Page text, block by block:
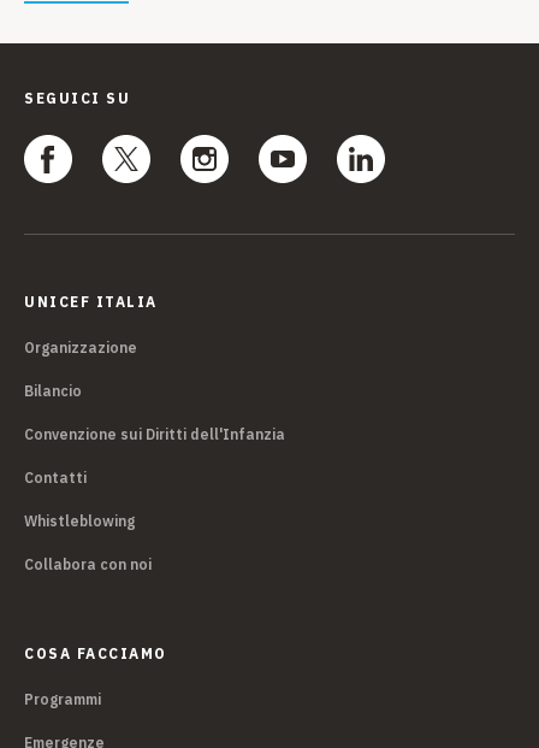
SEGUICI SU
UNICEF ITALIA
Organizzazione
Bilancio
Convenzione sui Diritti dell'Infanzia
Contatti
Whistleblowing
Collabora con noi
COSA FACCIAMO
Programmi
Emergenze